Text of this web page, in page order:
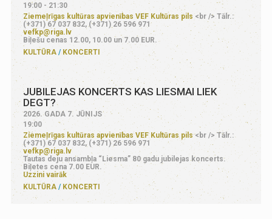
19:00 - 21:30
Ziemeļrīgas kultūras apvienības VEF Kultūras pils <br /> Tālr.:
(+371) 67 037 832, (+371) 26 596 971
vefkp@riga.lv
Biļešu cenas 12.00, 10.00 un 7.00 EUR.
KULTŪRA
KONCERTI
JUBILEJAS KONCERTS KAS LIESMAI LIEK
DEGT?
2026. GADA 7. JŪNIJS
19:00
Ziemeļrīgas kultūras apvienības VEF Kultūras pils<br /> Tālr.:
(+371) 67 037 832, (+371) 26 596 971
vefkp@riga.lv
Tautas deju ansambļa “Liesma” 80 gadu jubilejas koncerts.
Biļetes cena 7.00 EUR.
Uzzini vairāk
KULTŪRA
KONCERTI